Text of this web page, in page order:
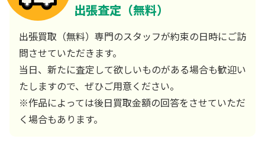
出張査定（無料）
出張買取（無料）専門のスタッフが約束の日時にご訪
問させていただきます。
当日、新たに査定して欲しいものがある場合も歓迎い
たしますので、ぜひご用意ください。
※作品によっては後日買取金額の回答をさせていただ
く場合もあります。